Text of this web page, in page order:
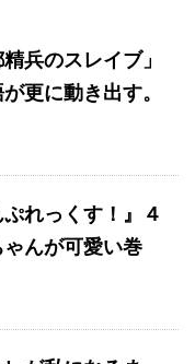
兵のスレイブ」
更に動き出す。
れっくす！』４
んが可愛い巻